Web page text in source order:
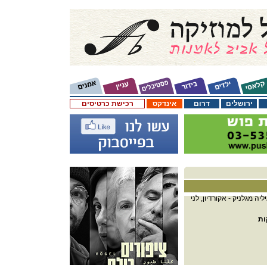
רכישת כרטיסים אינדקס דרום ירושלים
מגלניק - אקורדיון, לני